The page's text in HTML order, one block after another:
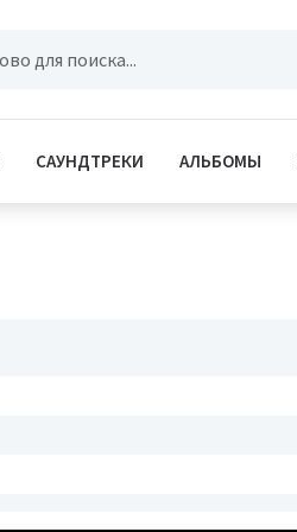
САУНДТРЕКИ АЛЬБОМЫ